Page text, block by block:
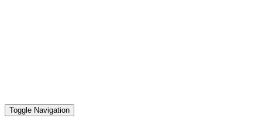
Toggle Navigation